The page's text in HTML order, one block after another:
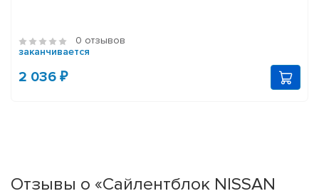
0 отзывов
заканчивается
2 036 ₽
Отзывы о «Сайлентблок NISSAN